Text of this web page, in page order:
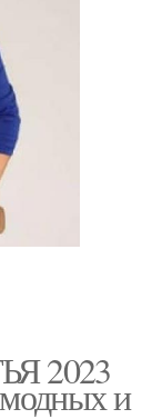
2023
и